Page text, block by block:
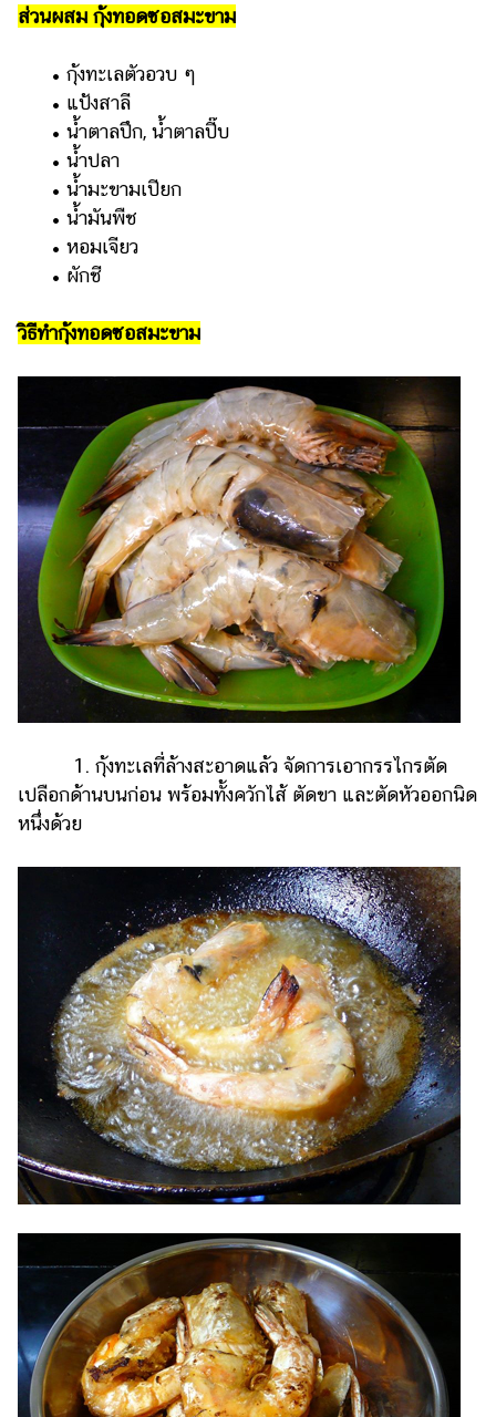
ราคา
ราคา
น้ำมัน
วา
แต่งงาน
แม่
และ
เด็ก
Infographic
บริการ
แอปฯ
กระปุก
คอร์ส
ออนไลน์
เรียน
ออนไลน์
ติดต่อ
ร่วม
งาน
เรา
ส่วนผสม กุ้งทอดซอสมะขาม
• กุ้งทะเลตัวอวบ ๆ
• แป้งสาลี
• น้ำตาลปึก, น้ำตาลปี๊บ
• น้ำปลา
• น้ำมะขามเปียก
• น้ำมันพืช
• หอมเจียว
• ผักชี
วิธีทำกุ้งทอดซอสมะขาม
1. กุ้งทะเลที่ล้างสะอาดแล้ว จัดการเอากรรไกรตัด
เปลือกด้านบนก่อน พร้อมทั้งควักไส้ ตัดขา และตัดหัวออกนิด
หนึ่งด้วย